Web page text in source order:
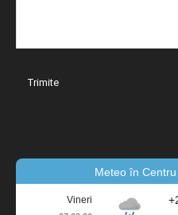
Meteo în Centru
Vineri